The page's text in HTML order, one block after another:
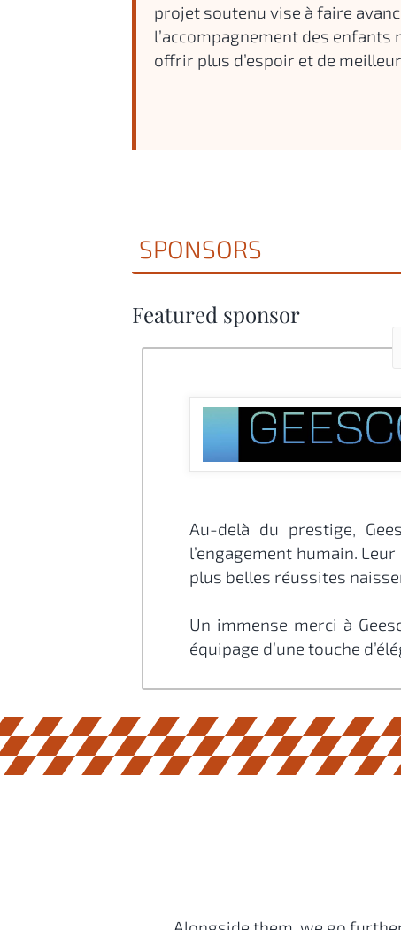
projet soutenu vise à faire
l’accompagnement des enfants
offrir plus d’espoir et de
SPONSORS
Featured sponsor
Au-delà du prestige,
l’engagement humain.
plus belles réussites
Un immense merci à
équipage d’une touche